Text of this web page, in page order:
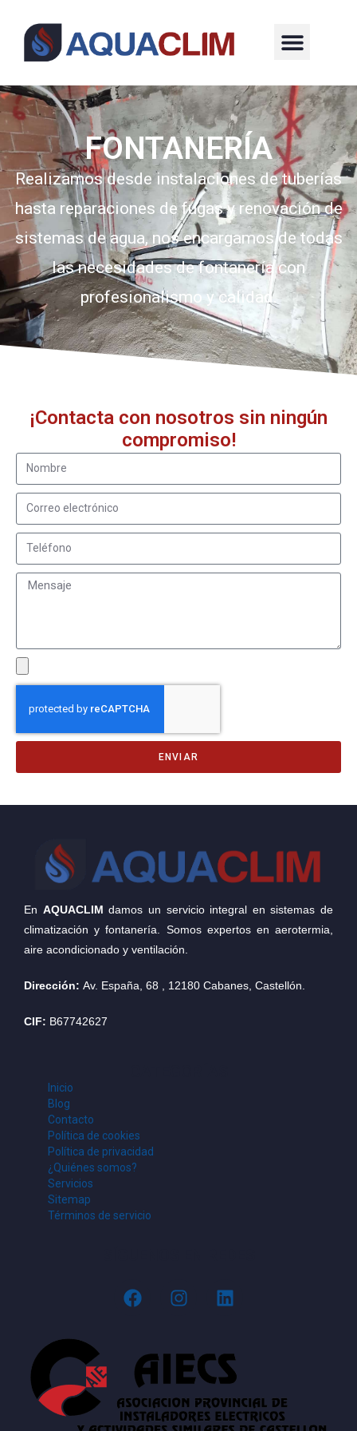
FONTANERÍA
Realizamos desde instalaciones de tuberías
hasta reparaciones de fugas y renovación de
sistemas de agua, nos encargamos de todas
las necesidades de fontanería con
profesionalismo y calidad.
¡Contacta con nosotros sin ningún
compromiso!
ENVIAR
En AQUACLIM damos un servicio integral en sistemas de
climatización y fontanería. Somos expertos en aerotermia,
aire acondicionado y ventilación.
Dirección: Av. España, 68 , 12180 Cabanes, Castellón.
CIF: B67742627
Inicio
Blog
Contacto
Política de cookies
Política de privacidad
¿Quiénes somos?
Servicios
Sitemap
Términos de servicio